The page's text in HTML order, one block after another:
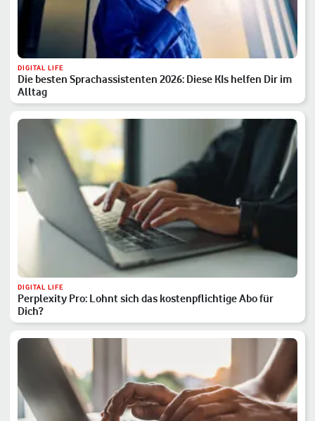
DIGITAL LIFE
Die besten Sprachassistenten 2026: Diese KIs helfen Dir im
Alltag
DIGITAL LIFE
Perplexity Pro: Lohnt sich das kostenpflichtige Abo für
Dich?